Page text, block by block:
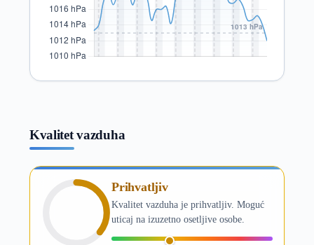
Kvalitet vazduha
Prihvatljiv
Kvalitet vazduha je prihvatljiv. Moguć
uticaj na izuzetno osetljive osobe.